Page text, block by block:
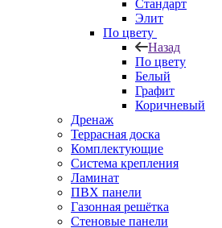
Стандарт
Элит
По цвету
Назад
По цвету
Белый
Графит
Коричневый
Дренаж
Террасная доска
Комплектующие
Система крепления
Ламинат
ПВХ панели
Газонная решётка
Стеновые панели